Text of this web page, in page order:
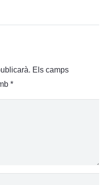
Els camps
*